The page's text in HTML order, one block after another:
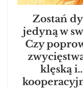
Zostań
jedyną w
Czy
klęską